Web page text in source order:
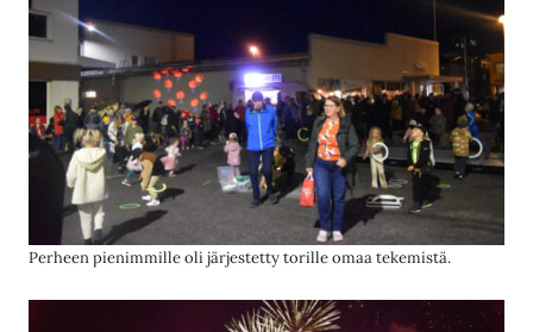
Perheen pienimmille oli järjestetty torille omaa tekemistä.